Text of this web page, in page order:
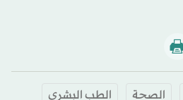
الصحة الطب البشري